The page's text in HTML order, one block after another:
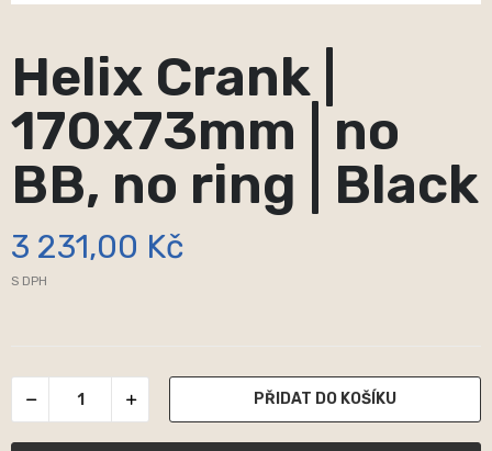
Helix Crank |
170x73mm | no
BB, no ring | Black
3 231,00 Kč
S DPH
PŘIDAT DO KOŠÍKU